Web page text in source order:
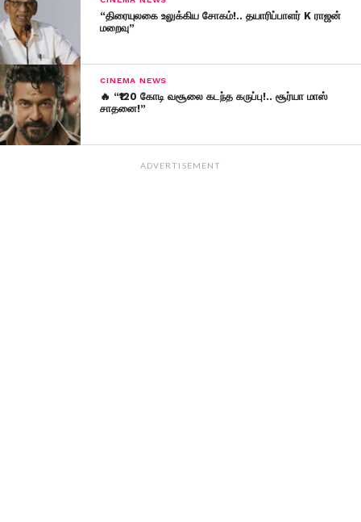
“திரையுலகை உலுக்கிய சோகம்!.. தயாரிப்பாளர் K ராஜன்
மறைவு”
CINEMA NEWS
🔥 “₹120 கோடி வசூலை கடந்த கருப்பு!.. சூர்யா மாஸ்
சாதனை!”
ADVERTISEMENT